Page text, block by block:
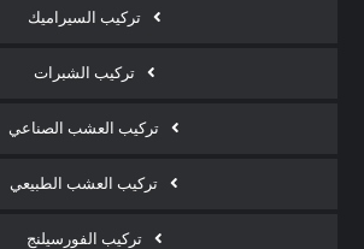
تركيب السيراميك
تركيب الشبرات
تركيب العشب الصناعي
تركيب العشب الطبيعي
تركيب الفورسيلنج